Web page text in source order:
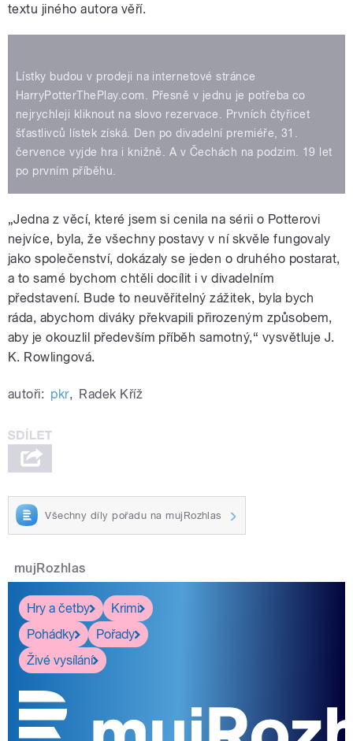
textu jiného autora věří.
Lístky budou v prodeji na internetové stránce
HarryPotterThePlay.com. Přesně v jednu je potřeba co
nejrychleji kliknout na slovo rezervace. Prvních čtyřicet
šťastlivců lístek získá. Den po divadelní premiéře, 31.
července vyjde hra i knižně. A v Čechách na podzim. 19 let
po prvním příběhu.
„Jedna z věcí, které jsem si cenila na sérii o Potterovi
nejvíce, byla, že všechny postavy v ní skvěle fungovaly
jako společenství, dokázaly se jeden o druhého postarat,
a to samé bychom chtěli docílit i v divadelním
představení. Bude to neuvěřitelný zážitek, byla bych
ráda, abychom diváky překvapili přirozeným způsobem,
aby je okouzlil především příběh samotný,“ vysvětluje J.
K. Rowlingová.
autoři: pkr, Radek Kříž
Všechny díly pořadu na mujRozhlas
mujRozhlas
Hry a četby
Krimi
Pohádky
Pořady
Živé vysílání